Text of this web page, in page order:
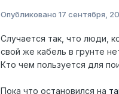
Опубликовано 17 сентября,
Случается так, что люди,
свой же кабель в грунте
Кто чем пользуется для
Пока что остановился на